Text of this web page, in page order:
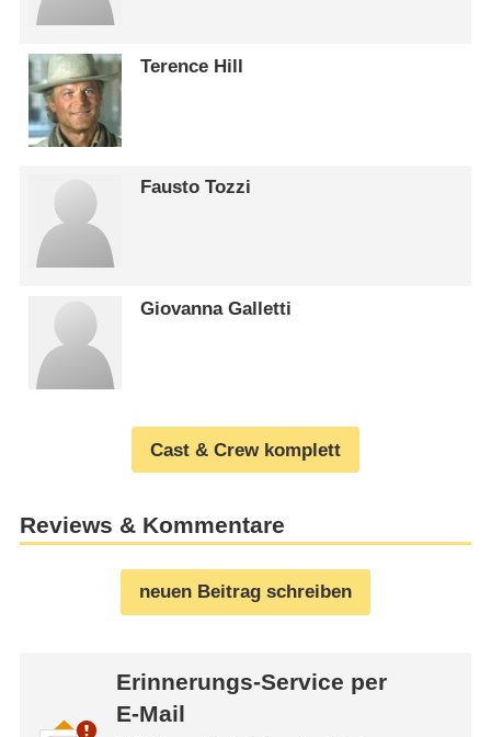
Terence Hill
Fausto Tozzi
Giovanna Galletti
Cast & Crew komplett
Reviews & Kommentare
neuen Beitrag schreiben
Erinnerungs-Service per
E-Mail